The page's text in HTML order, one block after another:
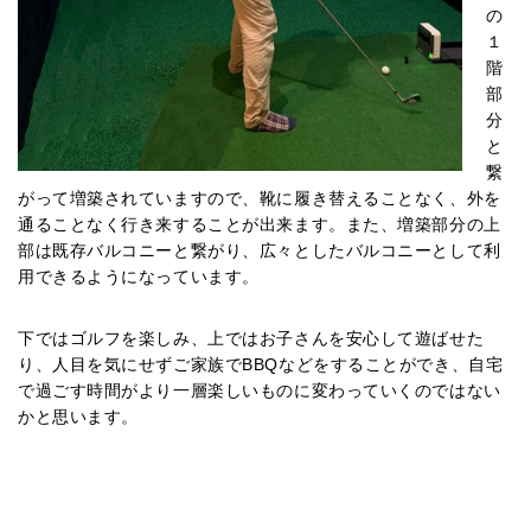
の
１
階
部
分
と
繋
がって増築されていますので、靴に履き替えることなく、外を
通ることなく行き来することが出来ます。また、増築部分の上
部は既存バルコニーと繋がり、広々としたバルコニーとして利
用できるようになっています。
下ではゴルフを楽しみ、上ではお子さんを安心して遊ばせた
り、人目を気にせずご家族でBBQなどをすることができ、自宅
で過ごす時間がより一層楽しいものに変わっていくのではない
かと思います。